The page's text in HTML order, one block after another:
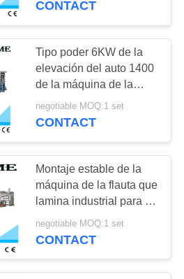
de costura
del cartón
20
ata con
máquina
CONTACT
Tipo poder 6KW de la
elevación del auto 1400
de la máquina de la
flauta que lamina de alta
velocidad semi
negotiable MOQ:1 set
CONTACT
Montaje estable de la
máquina de la flauta que
lamina industrial para el
papel acanalado
negotiable MOQ:1 set
CONTACT